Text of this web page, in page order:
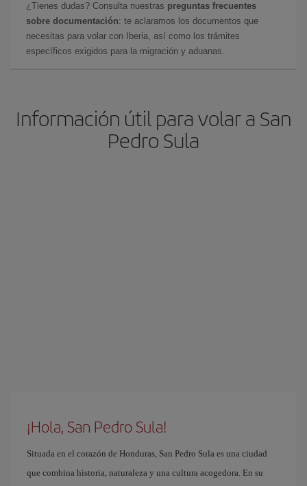
¿Tienes dudas? Consulta nuestras preguntas frecuentes
sobre documentación: te aclaramos los documentos que
necesitas para volar con Iberia, así como los trámites
específicos exigidos para la migración y aduanas.
Información útil para volar a San
Pedro Sula
¡Hola, San Pedro Sula!
Situada en el corazón de Honduras, San Pedro Sula es una ciudad
que combina historia, naturaleza y una cultura acogedora. En su